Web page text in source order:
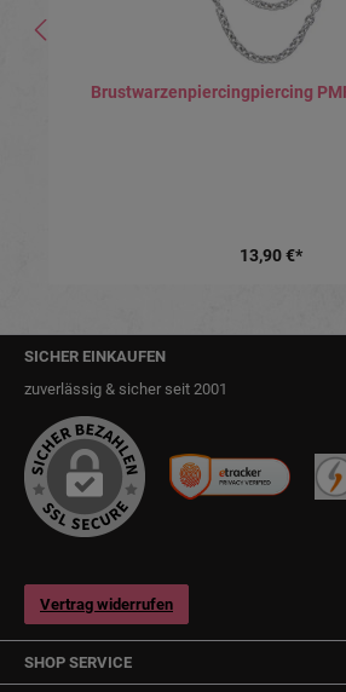
Brustwarzenpiercingpiercing
13,90 €*
SICHER EINKAUFEN
zuverlässig & sicher seit 2001
Vertrag widerrufen
SHOP SERVICE